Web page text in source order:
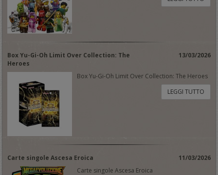
Box Yu-Gi-Oh Limit Over Collection: The
Heroes
13/03/2026
Box Yu-Gi-Oh Limit Over Collection: The Heroes
LEGGI TUTTO
Carte singole Ascesa Eroica
11/03/2026
Carte singole Ascesa Eroica